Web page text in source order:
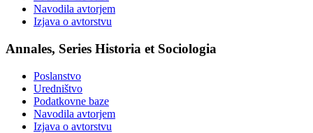
Navodila avtorjem
Izjava o avtorstvu
Annales, Series Historia et Sociologia
Poslanstvo
Uredništvo
Podatkovne baze
Navodila avtorjem
Izjava o avtorstvu